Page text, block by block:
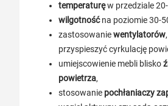
temperaturęw przedziale 20-
wilgotnośćna poziomie 30-
zastosowaniewentylatorów
przyspieszyć cyrkulację
umiejscowienie mebli blisko
powietrza,
stosowanie pochłaniaczy